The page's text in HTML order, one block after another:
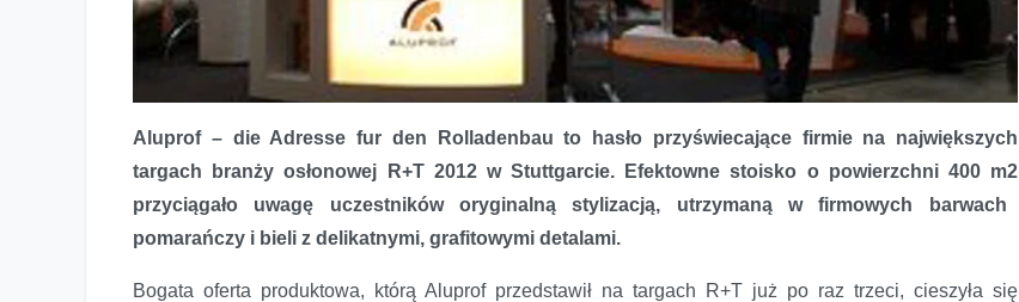
Aluprof – die Adresse fur den Rolladenbau to hasło przyświecające firmie na największych
targach branży osłonowej R+T 2012 w Stuttgarcie. Efektowne stoisko o powierzchni 400 m2
przyciągało uwagę uczestników oryginalną stylizacją, utrzymaną w firmowych barwach
pomarańczy i bieli z delikatnymi, grafitowymi detalami.
Bogata oferta produktowa, którą Aluprof przedstawił na targach R+T już po raz trzeci, cieszyła się